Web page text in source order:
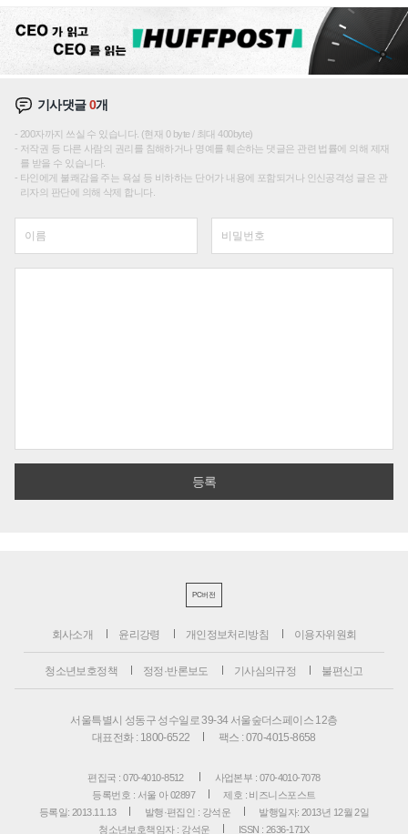
기사댓글0개
200자까지 쓰실 수 있습니다. (현재 0 byte / 최대 400byte)
저작권 등 다른 사람의 권리를 침해하거나 명예를 훼손하는 댓글은 관련 법률에 의해 제재
를 받을 수 있습니다.
타인에게 불쾌감을 주는 욕설 등 비하하는 단어가 내용에 포함되거나 인신공격성 글은 관
리자의 판단에 의해 삭제 합니다.
PC버전
회사소개 윤리강령 개인정보처리방침 이용자위원회
청소년보호정책 정정·반론보도 기사심의규정 불편신고
서울특별시 성동구 성수일로 39-34 서울숲더스페이스 12층
대표전화 : 1800-6522
팩스 : 070-4015-8658
편집국 : 070-4010-8512
사업본부 : 070-4010-7078
등록번호 : 서울 아 02897
제호 : 비즈니스포스트
등록일: 2013.11.13
발행·편집인 : 강석운
발행일자: 2013년 12월 2일
청소년보호책임자 : 강석운
ISSN : 2636-171X